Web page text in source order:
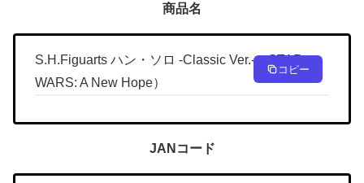
商品名
S.H.Figuarts ハン・ソロ -Classic Ver.-（STAR
WARS: A New Hope）
コピー
JANコード